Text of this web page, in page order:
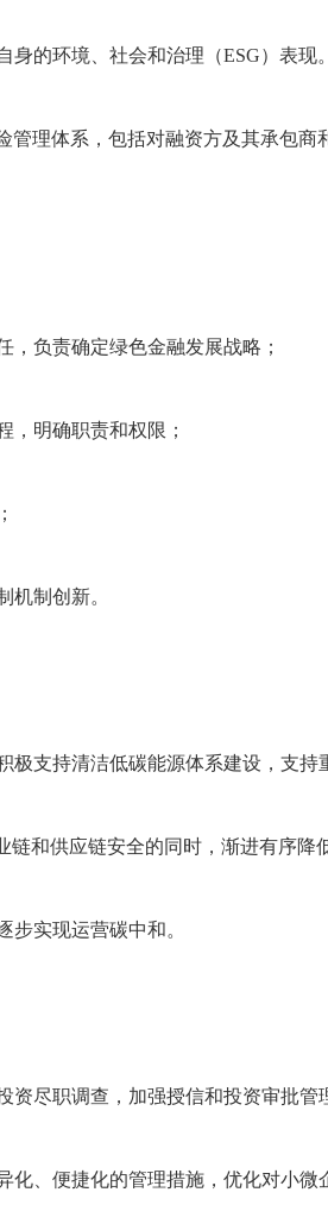
的环境、社会和治理（ESG）表现。
管理体系，包括对融资方及其承包
，负责确定绿色金融发展战略；
，明确职责和权限；
机制创新。
极支持清洁低碳能源体系建设，支
链和供应链安全的同时，渐进有序
步实现运营碳中和。
资尽职调查，加强授信和投资审批
化、便捷化的管理措施，优化对小微